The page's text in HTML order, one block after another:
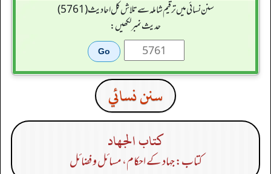
سنن نسائی میں ترقیم شاملہ سے تلاش کل احادیث (5761)
حدیث نمبر لکھیں:
سنن نسائي
كتاب الجهاد
کتاب: جہاد کے احکام، مسائل و فضائل